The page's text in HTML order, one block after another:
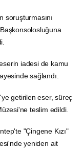
soruşturmasını
iadesi de kamu
sağlandı.
getirilen eser, süreç
teslim edildi.
"Çingene Kızı"
yeniden ait